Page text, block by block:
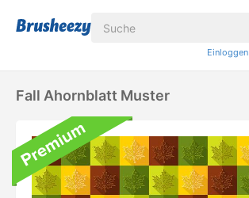
Einloggen
Fall Ahornblatt Muster